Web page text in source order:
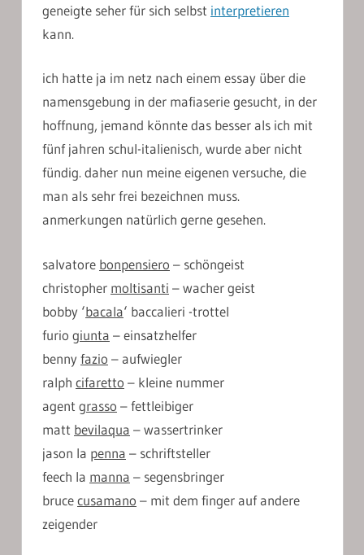
geneigte seher für sich selbst interpretieren
kann.
ich hatte ja im netz nach einem essay über die
namensgebung in der mafiaserie gesucht, in der
hoffnung, jemand könnte das besser als ich mit
fünf jahren schul-italienisch, wurde aber nicht
fündig. daher nun meine eigenen versuche, die
man als sehr frei bezeichnen muss.
anmerkungen natürlich gerne gesehen.
salvatore bonpensiero – schöngeist
christopher moltisanti – wacher geist
bobby ‘bacala‘ baccalieri -trottel
furio giunta – einsatzhelfer
bennyfazio – aufwiegler
ralph cifaretto – kleine nummer
agent grasso – fettleibiger
matt bevilaqua – wassertrinker
jason la penna – schriftsteller
feech la manna – segensbringer
brucecusamano – mit dem finger auf andere
zeigender